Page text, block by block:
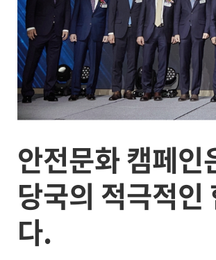
안전문화 캠페
당국의 적극적
다.